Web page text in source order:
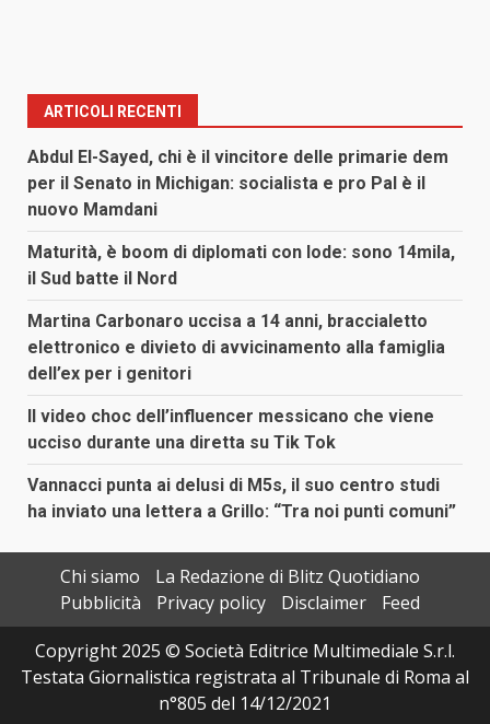
ARTICOLI RECENTI
Abdul El-Sayed, chi è il vincitore delle primarie dem
per il Senato in Michigan: socialista e pro Pal è il
nuovo Mamdani
Maturità, è boom di diplomati con lode: sono 14mila,
il Sud batte il Nord
Martina Carbonaro uccisa a 14 anni, braccialetto
elettronico e divieto di avvicinamento alla famiglia
dell’ex per i genitori
Il video choc dell’influencer messicano che viene
ucciso durante una diretta su Tik Tok
Vannacci punta ai delusi di M5s, il suo centro studi
ha inviato una lettera a Grillo: “Tra noi punti comuni”
Chi siamo
La Redazione di Blitz Quotidiano
Pubblicità
Privacy policy Disclaimer
Feed
Copyright 2025 © Società Editrice Multimediale S.r.l.
Testata Giornalistica registrata al Tribunale di Roma al
n°805 del 14/12/2021